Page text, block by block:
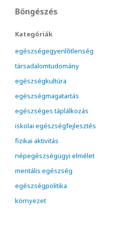
Böngészés
Kategóriák
egészségegyenlőtlenség
társadalomtudomány
egészségkultúra
egészségmagatartás
egészséges táplálkozás
iskolai egészségfejlesztés
fizikai aktivitás
népegészségügyi elmélet
mentális egészség
egészségpolitika
környezet